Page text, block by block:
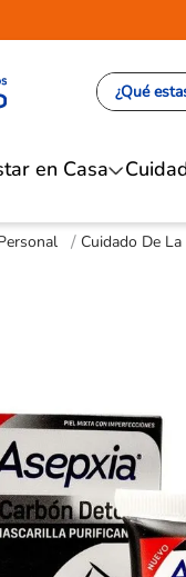
¿Qué
en Casa
Cuidado De